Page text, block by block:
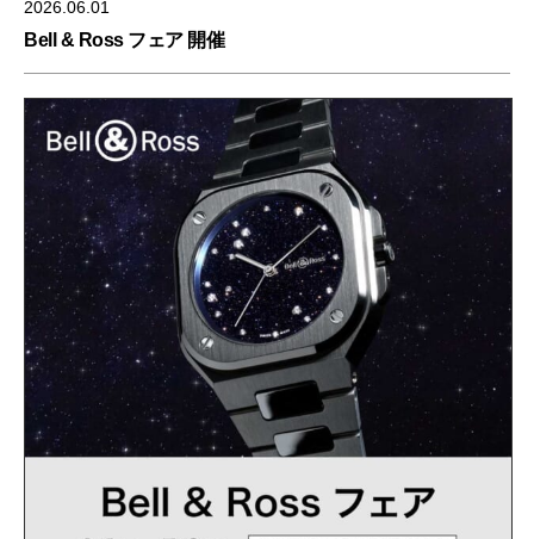
2026.06.01
Bell & Ross フェア 開催